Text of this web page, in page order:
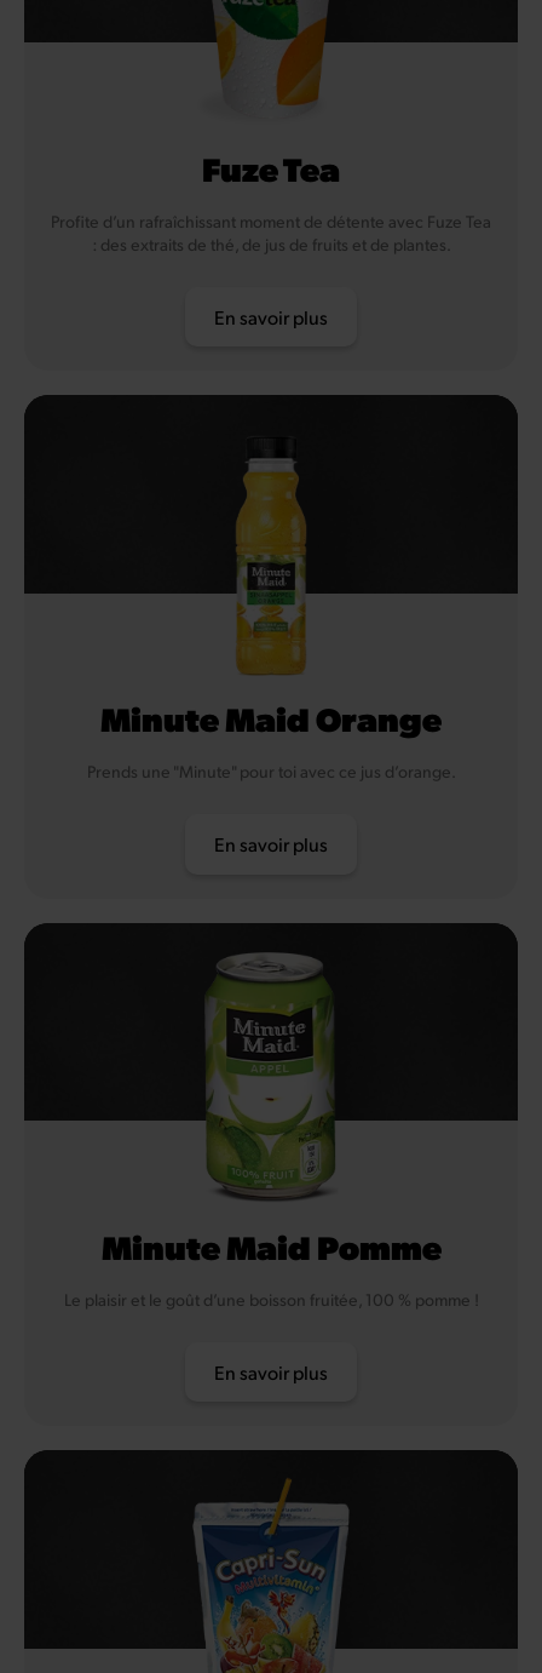
Fuze Tea
Profite d’un rafraîchissant moment de détente avec Fuze Tea
: des extraits de thé, de jus de fruits et de plantes.
En savoir plus
Minute Maid Orange
Prends une "Minute" pour toi avec ce jus d’orange.
En savoir plus
Minute Maid Pomme
Le plaisir et le goût d’une boisson fruitée, 100 % pomme !
En savoir plus